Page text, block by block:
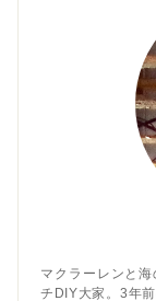
マクラーレンと
チDIY大家。3年